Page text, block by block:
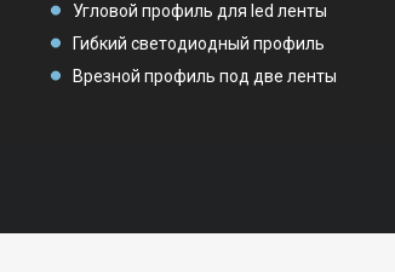
Угловой профиль для led ленты
Гибкий светодиодный профиль
Врезной профиль под две ленты